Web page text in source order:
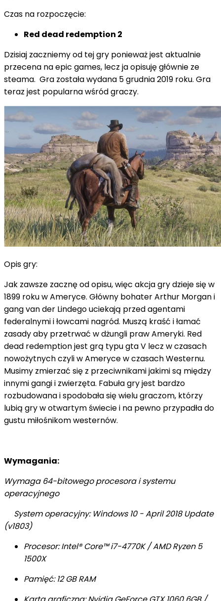
Czas na rozpoczęcie:
Red dead redemption 2
Dzisiaj zaczniemy od tej gry ponieważ jest aktualnie
przecena na epic games, lecz ja opisuję głównie ze
steama. Gra została wydana 5 grudnia 2019 roku. Gra
teraz jest popularna wśród graczy.
Opis gry:
Jak zawsze zacznę od opisu, więc akcja gry dzieje się w
1899 roku w Ameryce. Główny bohater Arthur Morgan i
gang van der Lindego uciekają przed agentami
federalnymi i łowcami nagród. Muszą kraść i łamać
zasady aby przetrwać w dżungli praw Ameryki. Red
dead redemption jest grą typu gta V lecz w czasach
nowożytnych czyli w Ameryce w czasach Westernu.
Musimy zmierzać się z przeciwnikami jakimi są między
innymi gangi i zwierzęta. Fabuła gry jest bardzo
rozbudowana i spodobała się wielu graczom, którzy
lubią gry w otwartym świecie i na pewno przypadła do
gustu miłośnikom westernów.
Wymagania:
Wymaga 64-bitowego procesora i systemu
operacyjnego
System operacyjny: Windows 10 - April 2018 Update
(v1803)
Procesor: Intel® Core™ i7-4770K / AMD Ryzen 5
1500X
Pamięć: 12 GB RAM